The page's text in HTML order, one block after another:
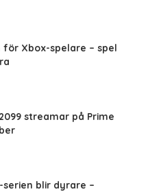
Xbox-spelare – spel
streamar på Prime
serien blir dyrare –